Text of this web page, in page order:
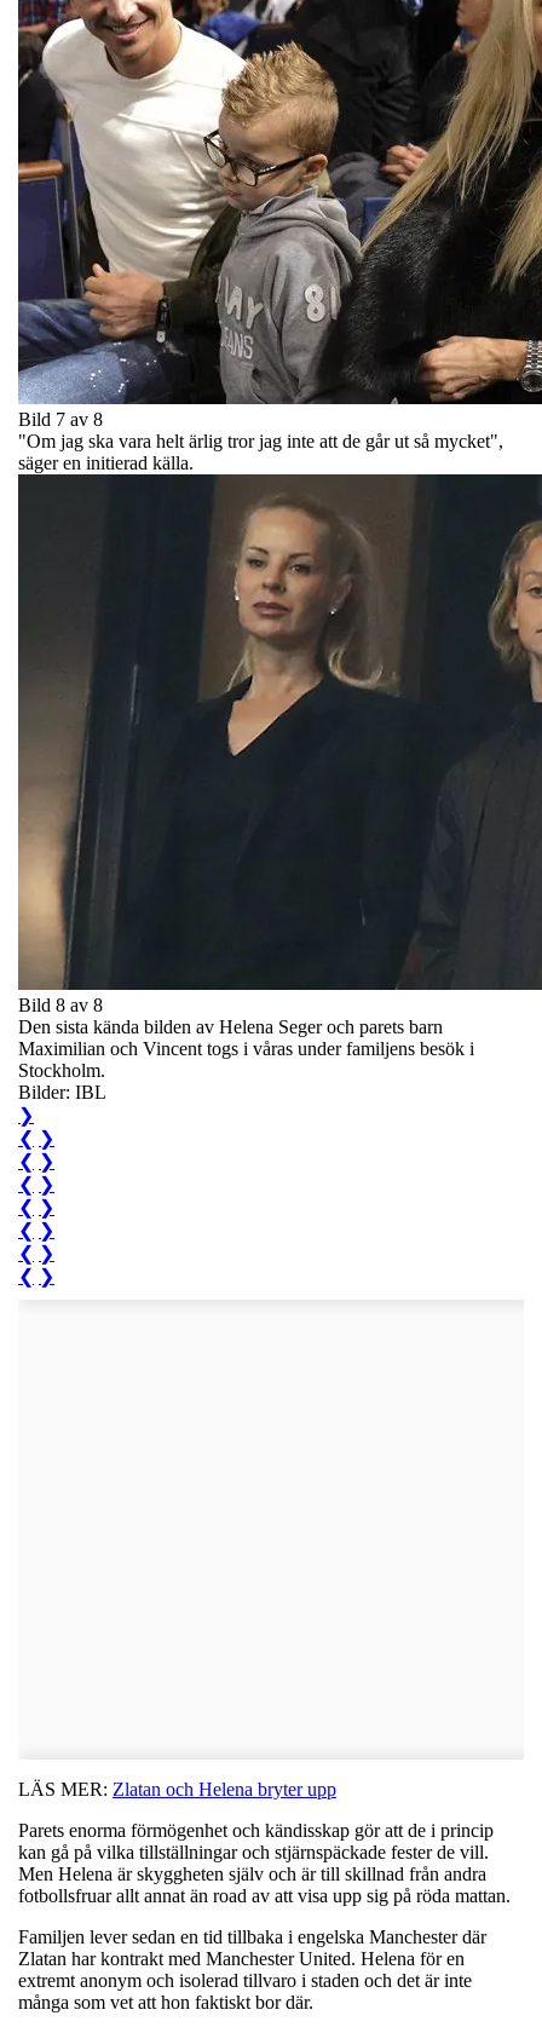
Bild 7 av 8
"Om jag ska vara helt ärlig tror jag inte att de går ut så mycket",
säger en initierad källa.
Bild 8 av 8
Den sista kända bilden av Helena Seger och parets barn
Maximilian och Vincent togs i våras under familjens besök i
Stockholm.
Bilder: IBL
❯
❮ ❯
❮ ❯
❮ ❯
❮ ❯
❮ ❯
❮ ❯
❮ ❯
LÄS MER: Zlatan och Helena bryter upp
Parets enorma förmögenhet och kändisskap gör att de i princip
kan gå på vilka tillställningar och stjärnspäckade fester de vill.
Men Helena är skyggheten själv och är till skillnad från andra
fotbollsfruar allt annat än road av att visa upp sig på röda mattan.
Familjen lever sedan en tid tillbaka i engelska Manchester där
Zlatan har kontrakt med Manchester United. Helena för en
extremt anonym och isolerad tillvaro i staden och det är inte
många som vet att hon faktiskt bor där.